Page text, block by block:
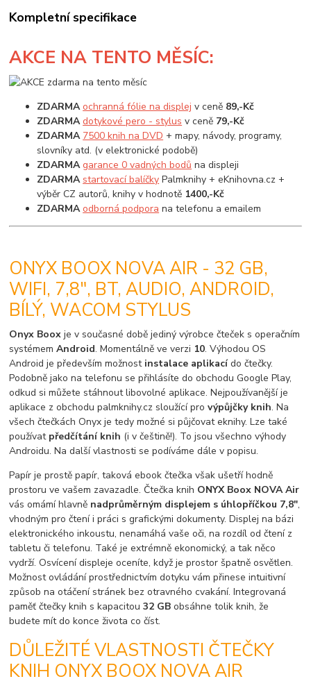
Kompletní specifikace
AKCE NA TENTO MĚSÍC:
ZDARMA ochranná fólie na displej v ceně 89,-Kč
ZDARMAdotykové pero - stylus v ceně 79,-Kč
ZDARMA 7500 knih na DVD + mapy, návody, programy,
slovníky atd. (v elektronické podobě)
ZDARMA garance 0 vadných bodů na displeji
ZDARMA startovací balíčky Palmknihy + eKnihovna.cz +
výběr CZ autorů, knihy v hodnotě 1400,-Kč
ZDARMA odborná podpora na telefonu a emailem
ONYX BOOX NOVA AIR - 32 GB,
WIFI, 7,8", BT, AUDIO, ANDROID,
BÍLÝ, WACOM STYLUS
Onyx Boox je v současné době jediný výrobce čteček s operačním
systémemAndroid. Momentálně ve verzi 10. Výhodou OS
Android je především možnost instalace aplikacído čtečky.
Podobně jako na telefonu se přihlásíte do obchodu Google Play,
odkud si můžete stáhnout libovolné aplikace. Nejpoužívanější je
aplikace z obchodu palmknihy.cz sloužící provýpůjčky knih. Na
všech čtečkách Onyx je tedy možné si půjčovat eknihy. Lze také
používat předčítání knih (i v češtině!). To jsou všechno výhody
Androidu. Na další vlastnosti se podíváme dále v popisu.
Papír je prostě papír, taková ebook čtečka však ušetří hodně
prostoru ve vašem zavazadle. Čtečka knih ONYX Boox NOVA Air
vás omámí hlavně nadprůměrným displejem s úhlopříčkou 7,8",
vhodným pro čtení i práci s grafickými dokumenty. Displej na bázi
elektronického inkoustu, nenamáhá vaše oči, na rozdíl od čtení z
tabletu či telefonu. Také je extrémně ekonomický, a tak něco
vydrží. Osvícení displeje oceníte, když je prostor špatně osvětlen.
Možnost ovládání prostřednictvím dotyku vám přinese intuitivní
způsob na otáčení stránek bez otravného cvakání. Integrovaná
paměť čtečky knih s kapacitou32 GB obsáhne tolik knih, že
budete mít do konce života co číst.
DŮLEŽITÉ VLASTNOSTI ČTEČKY
KNIH ONYX BOOX NOVA AIR